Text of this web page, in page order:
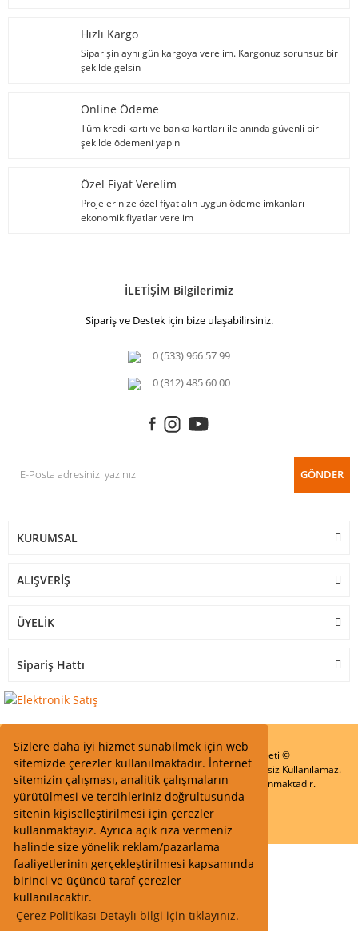
Sizlere daha iyi hizmet sunabilmek için web
sitemizde çerezler kullanılmaktadır. İnternet
sitemizin çalışması, analitik çalışmaların
yürütülmesi ve tercihleriniz doğrultusunda
sitenin kişiselleştirilmesi için çerezler
kullanmaktayız. Ayrıca açık rıza vermeniz
halinde size yönelik reklam/pazarlama
faaliyetlerinin gerçekleştirilmesi kapsamında
birinci ve üçüncü taraf çerezler
kullanılacaktır.
Çerez Politikası Detaylı bilgi için tıklayınız.
Hızlı Kargo
Siparişin aynı gün kargoya verelim. Kargonuz sorunsuz bir
şekilde gelsin
Online Ödeme
Tüm kredi kartı ve banka kartları ile anında güvenli bir
şekilde ödemeni yapın
Özel Fiyat Verelim
Projelerinize özel fiyat alın uygun ödeme imkanları
ekonomik fiyatlar verelim
İLETİŞİM Bilgilerimiz
Sipariş ve Destek için bize ulaşabilirsiniz.
0 (533) 966 57 99
0 (312) 485 60 00
GÖNDER
KURUMSAL
ALIŞVERİŞ
ÜYELİK
Sipariş Hattı
Start Elektronik Sanayi ve Ticaret Limited Şirketi ©
Resimler Yazılar ve İçeriklerin Tüm hakları saklıdır ve İzinsiz Kullanılamaz.
Kredi kartı bilgileriniz 256bit SSL Sertifikası ile Korunmaktadır.